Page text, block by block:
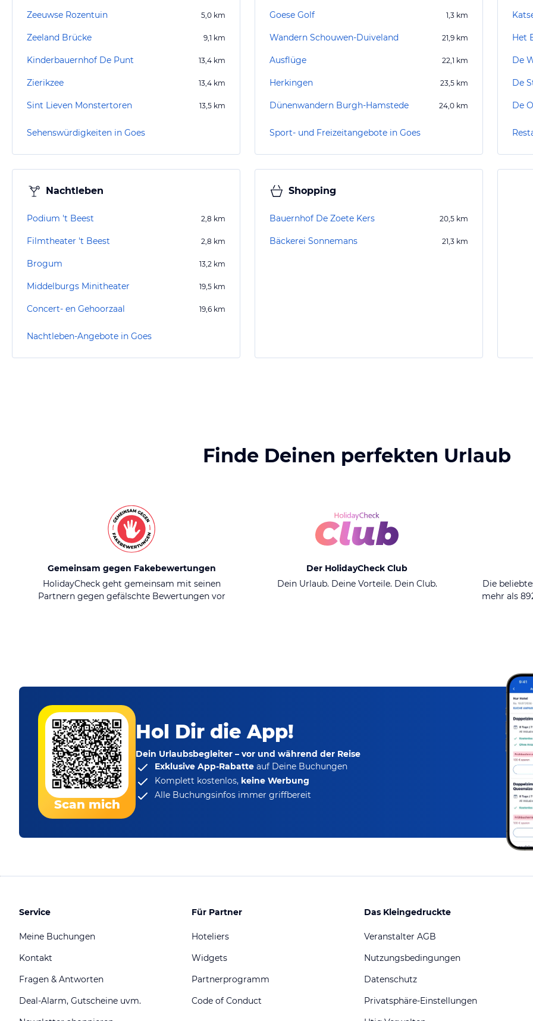
Zeeuwse Rozentuin 5,0 km
Zeeland Brücke 9,1 km
Kinderbauernhof De Punt 13,4 km
Zierikzee 13,4 km
Sint Lieven Monstertoren 13,5 km
Sehenswürdigkeiten in Goes
Goese Golf 1,3 km
Wandern Schouwen-Duiveland 21,9 km
Ausflüge 22,1 km
Herkingen 23,5 km
Dünenwandern Burgh-Hamstede 24,0 km
Sport- und Freizeitangebote in Goes
Het
De
De
De
Nachtleben
Podium 't Beest 2,8 km
Filmtheater 't Beest 2,8 km
Brogum 13,2 km
Middelburgs Minitheater 19,5 km
Concert- en Gehoorzaal 19,6 km
Nachtleben-Angebote in Goes
Shopping
Bauernhof De Zoete Kers 20,5 km
Bäckerei Sonnemans 21,3 km
Finde Deinen perfekten Urlaub
Gemeinsam gegen Fakebewertungen
HolidayCheck geht gemeinsam mit seinen
Partnern gegen gefälschte Bewertungen vor
Der HolidayCheck Club
Dein Urlaub. Deine Vorteile. Dein Club.
Die
mehr als
Scan mich
Hol Dir die App!
Dein Urlaubsbegleiter – vor und während der Reise
Exklusive App-Rabatte auf Deine Buchungen
Komplett kostenlos, keine Werbung
Alle Buchungsinfos immer griffbereit
Service
Meine Buchungen
Kontakt
Fragen & Antworten
Deal-Alarm, Gutscheine uvm.
Für Partner
Hoteliers
Widgets
Partnerprogramm
Code of Conduct
Das Kleingedruckte
Veranstalter AGB
Nutzungsbedingungen
Datenschutz
Privatsphäre-Einstellungen